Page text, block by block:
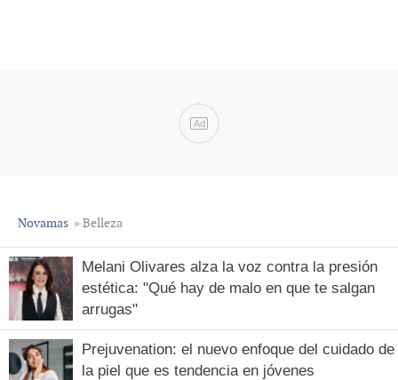
Ad
Novamas » Belleza
Melani Olivares alza la voz contra la presión
estética: "Qué hay de malo en que te salgan
arrugas"
Prejuvenation: el nuevo enfoque del cuidado de
la piel que es tendencia en jóvenes